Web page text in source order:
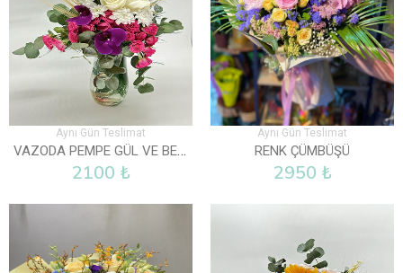
Aynı Gün Teslimat
VAZODA PEMPE GÜL VE BEYAZ GÜLLER
2100 ₺
Aynı Gün Teslimat
RENK ÇÜMBÜŞÜ
2950 ₺